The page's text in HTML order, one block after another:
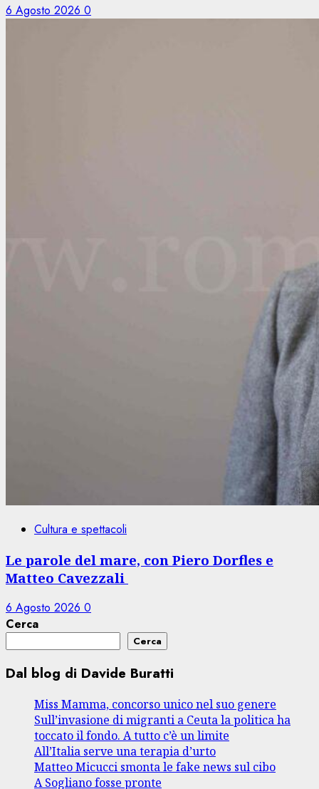
6 Agosto 2026 0
Cultura e spettacoli
Le parole del mare, con Piero Dorfles e
Matteo Cavezzali
6 Agosto 2026 0
Cerca
Cerca
Dal blog di Davide Buratti
Miss Mamma, concorso unico nel suo genere
Sull’invasione di migranti a Ceuta la politica ha
toccato il fondo. A tutto c’è un limite
All’Italia serve una terapia d’urto
Matteo Micucci smonta le fake news sul cibo
A Sogliano fosse pronte